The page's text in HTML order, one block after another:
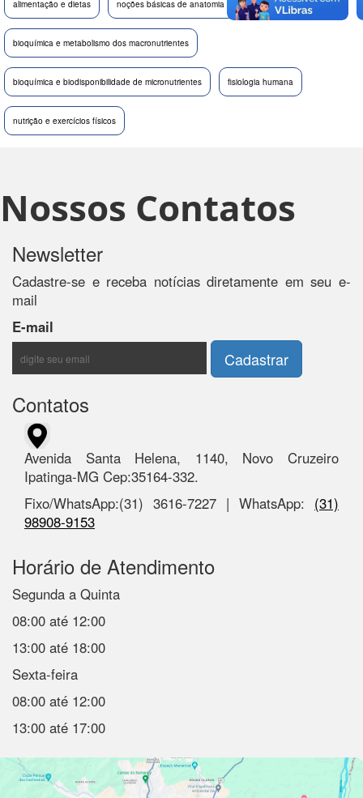
alimentação e dietas noções básicas de anatomia humana
bioquímica e metabolismo dos macronutrientes
bioquímica e biodisponibilidade de micronutrientes fisiologia humana
nutrição e exercícios físicos
Nossos Contatos
Newsletter
Cadastre-se e receba notícias diretamente em seu e-
mail
E-mail
Contatos
Avenida Santa Helena, 1140, Novo Cruzeiro
Ipatinga-MG Cep:35164-332.
Fixo/WhatsApp:(31) 3616-7227 | WhatsApp: (31)
98908-9153
Horário de Atendimento
Segunda a Quinta
08:00 até 12:00
13:00 até 18:00
Sexta-feira
08:00 até 12:00
13:00 até 17:00